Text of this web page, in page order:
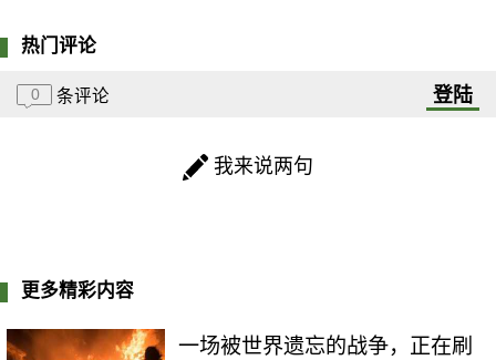
热门评论
0 条评论 登陆
我来说两句
更多精彩内容
一场被世界遗忘的战争，正在刷